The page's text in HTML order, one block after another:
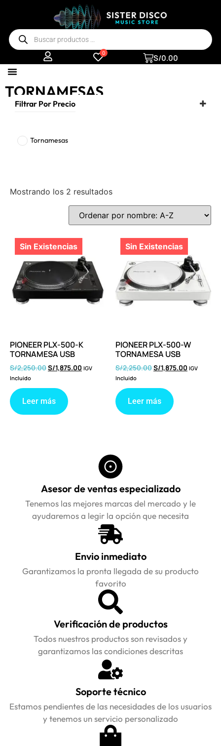
0 S/0.00
TORNAMESAS
Filtrar Por Precio
Tornamesas
Mostrando los 2 resultados
PIONEER PLX-500-K
TORNAMESA USB
S/2,250.00S/1,875.00 IGV
Incluido
Leer más
PIONEER PLX-500-W
TORNAMESA USB
S/2,250.00S/1,875.00 IGV
Incluido
Leer más
Asesor de ventas especializado
Tenemos las mejores marcas del mercado y le
ayudaremos a legir la opción que necesita
Envio inmediato
Garantizamos la pronta llegada de su producto
favorito
Verificación de productos
Todos nuestros productos son revisados y
garantizamos las condiciones descritas
Soporte técnico
Estamos pendientes de las necesidades de los usuarios
y tenemos un servicio personalizado